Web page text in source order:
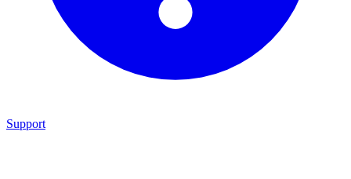
Support